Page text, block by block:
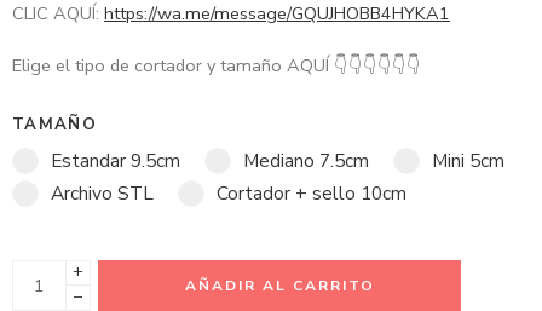
CLIC AQUÍ: https://wa.me/message/GQUJHOBB4HYKA1
Elige el tipo de cortador y tamaño AQUÍ 👇👇👇👇👇👇
TAMAÑO
Estandar 9.5cm Mediano 7.5cm
Mini 5cm
Archivo STL
Cortador + sello 10cm
+
−
AÑADIR AL CARRITO